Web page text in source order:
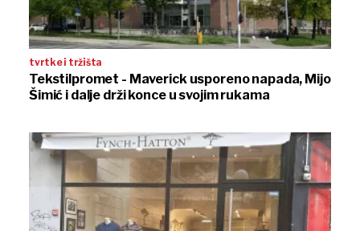
tvrtke i tržišta
Tekstilpromet - Maverick usporeno napada, Mijo
Šimić i dalje drži konce u svojim rukama